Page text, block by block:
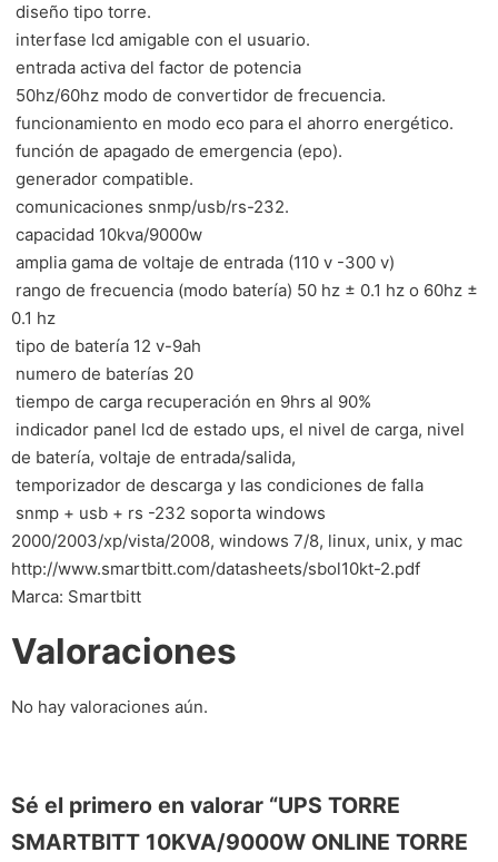
 diseño tipo torre.
 interfase lcd amigable con el usuario.
 entrada activa del factor de potencia
 50hz/60hz modo de convertidor de frecuencia.
 funcionamiento en modo eco para el ahorro energético.
 función de apagado de emergencia (epo).
 generador compatible.
 comunicaciones snmp/usb/rs-232.
 capacidad 10kva/9000w
 amplia gama de voltaje de entrada (110 v -300 v)
 rango de frecuencia (modo batería) 50 hz ± 0.1 hz o 60hz ±
0.1 hz
 tipo de batería 12 v-9ah
 numero de baterías 20
 tiempo de carga recuperación en 9hrs al 90%
 indicador panel lcd de estado ups, el nivel de carga, nivel
de batería, voltaje de entrada/salida,
 temporizador de descarga y las condiciones de falla
 snmp + usb + rs -232 soporta windows
2000/2003/xp/vista/2008, windows 7/8, linux, unix, y mac
http://www.smartbitt.com/datasheets/sbol10kt-2.pdf
Marca: Smartbitt
Valoraciones
No hay valoraciones aún.
Sé el primero en valorar “UPS TORRE
SMARTBITT 10KVA/9000W ONLINE TORRE